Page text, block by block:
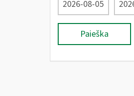
Paieška